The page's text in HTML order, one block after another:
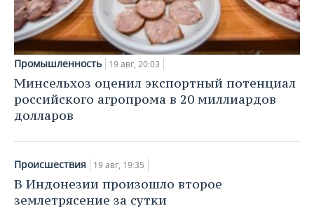
Промышленность 19 авг, 20:03
Минсельхоз оценил экспортный потенциал
российского агропрома в 20 миллиардов
долларов
Происшествия 19 авг, 19:35
В Индонезии произошло второе
землетрясение за сутки